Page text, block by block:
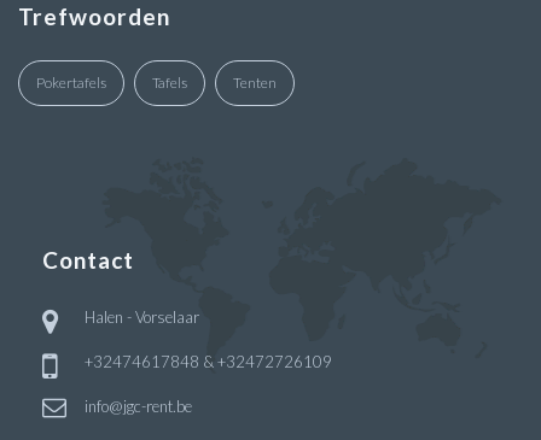
Trefwoorden
Pokertafels Tafels Tenten
Contact
Halen - Vorselaar
+32474617848 & +32472726109
info@jgc-rent.be